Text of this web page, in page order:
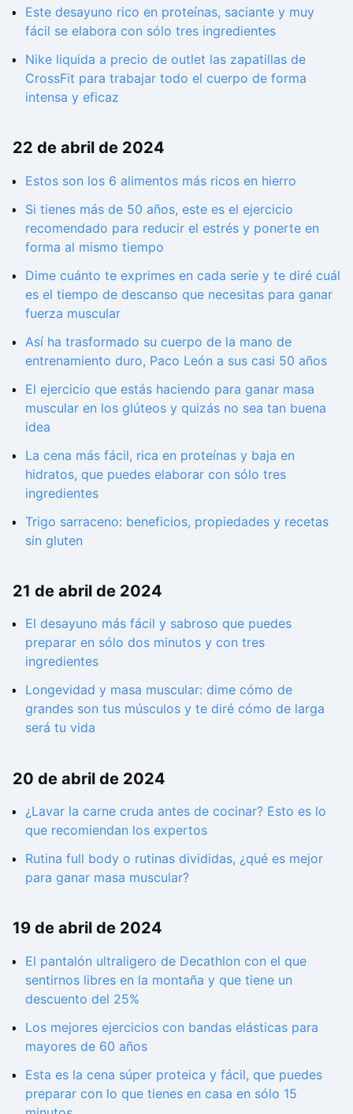
Este desayuno rico en proteínas, saciante y muy
fácil se elabora con sólo tres ingredientes
Nike liquida a precio de outlet las zapatillas de
CrossFit para trabajar todo el cuerpo de forma
intensa y eficaz
22 de abril de 2024
Estos son los 6 alimentos más ricos en hierro
Si tienes más de 50 años, este es el ejercicio
recomendado para reducir el estrés y ponerte en
forma al mismo tiempo
Dime cuánto te exprimes en cada serie y te diré cuál
es el tiempo de descanso que necesitas para ganar
fuerza muscular
Así ha trasformado su cuerpo de la mano de
entrenamiento duro, Paco León a sus casi 50 años
El ejercicio que estás haciendo para ganar masa
muscular en los glúteos y quizás no sea tan buena
idea
La cena más fácil, rica en proteínas y baja en
hidratos, que puedes elaborar con sólo tres
ingredientes
Trigo sarraceno: beneficios, propiedades y recetas
sin gluten
21 de abril de 2024
El desayuno más fácil y sabroso que puedes
preparar en sólo dos minutos y con tres
ingredientes
Longevidad y masa muscular: dime cómo de
grandes son tus músculos y te diré cómo de larga
será tu vida
20 de abril de 2024
¿Lavar la carne cruda antes de cocinar? Esto es lo
que recomiendan los expertos
Rutina full body o rutinas divididas, ¿qué es mejor
para ganar masa muscular?
19 de abril de 2024
El pantalón ultraligero de Decathlon con el que
sentirnos libres en la montaña y que tiene un
descuento del 25%
Los mejores ejercicios con bandas elásticas para
mayores de 60 años
Esta es la cena súper proteica y fácil, que puedes
preparar con lo que tienes en casa en sólo 15